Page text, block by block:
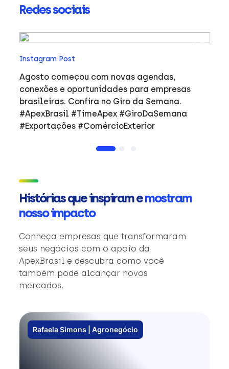
Redes sociais
Instagram Post
Agosto começou com novas agendas,
conexões e oportunidades para empresas
brasileiras. Confira no Giro da Semana.
#ApexBrasil #TimeApex #GiroDaSemana
#Exportações #ComércioExterior
Histórias que inspiram emostram
nosso impacto
Conheça empresas que transformaram
seus negócios com o apoio da
ApexBrasil e descubra como você
também pode alcançar novos
mercados.
Rafaela Simons | Agronegócio